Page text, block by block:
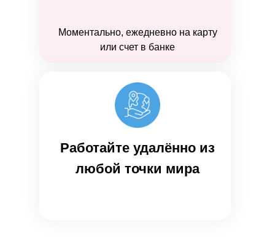
Моментально, ежедневно на карту
или счет в банке
Работайте удалённо из
любой точки мира